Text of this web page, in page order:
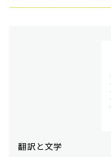
翻訳と文学